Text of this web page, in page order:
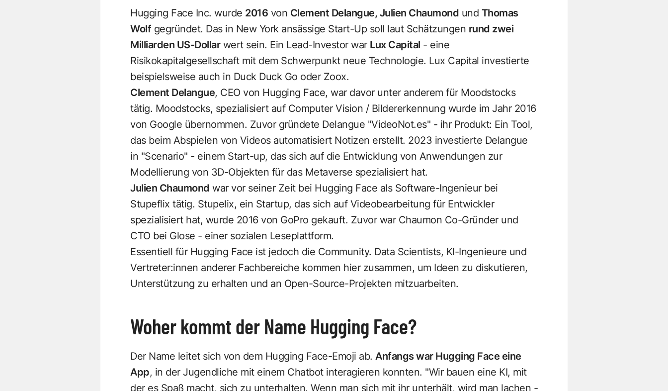
Hugging Face Inc. wurde 2016 von Clement Delangue, Julien Chaumond und Thomas
Wolfgegründet. Das in New York ansässige Start-Up soll laut Schätzungen rund zwei
Milliarden US-Dollarwert sein. Ein Lead-Investor war Lux Capital - eine
Risikokapitalgesellschaft mit dem Schwerpunkt neue Technologie. Lux Capital investierte
beispielsweise auch in Duck Duck Go oder Zoox.
Clement Delangue, CEO von Hugging Face, war davor unter anderem für Moodstocks
tätig. Moodstocks, spezialisiert auf Computer Vision / Bildererkennung wurde im Jahr 2016
von Google übernommen. Zuvor gründete Delangue "VideoNot.es" - ihr Produkt: Ein Tool,
das beim Abspielen von Videos automatisiert Notizen erstellt. 2023 investierte Delangue
in "Scenario" - einem Start-up, das sich auf die Entwicklung von Anwendungen zur
Modellierung von 3D-Objekten für das Metaverse spezialisiert hat.
Julien Chaumond war vor seiner Zeit bei Hugging Face als Software-Ingenieur bei
Stupeflix tätig. Stupelix, ein Startup, das sich auf Videobearbeitung für Entwickler
spezialisiert hat, wurde 2016 von GoPro gekauft. Zuvor war Chaumon Co-Gründer und
CTO bei Glose - einer sozialen Leseplattform.
Essentiell für Hugging Face ist jedoch die Community. Data Scientists, KI-Ingenieure und
Vertreter:innen anderer Fachbereiche kommen hier zusammen, um Ideen zu diskutieren,
Unterstützung zu erhalten und an Open-Source-Projekten mitzuarbeiten.
Woher kommt der Name Hugging Face?
Der Name leitet sich von dem Hugging Face-Emoji ab. Anfangs war Hugging Face eine
App, in der Jugendliche mit einem Chatbot interagieren konnten. "Wir bauen eine KI, mit
der es Spaß macht, sich zu unterhalten. Wenn man sich mit ihr unterhält, wird man lachen -